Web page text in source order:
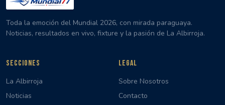
Toda la emoción del Mundial 2026, con mirada paraguaya.
Noticias, resultados en vivo, fixture y la pasión de La Albirroja.
SECCIONES
La Albirroja
Noticias
LEGAL
Sobre Nosotros
Contacto